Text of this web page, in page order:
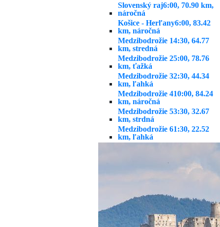
Slovenský raj6:00, 70.90 km,
náročná
Košice - Herľany6:00, 83.42
km, náročná
Medzibodrožie 14:30, 64.77
km, stredná
Medzibodrožie 25:00, 78.76
km, ťažká
Medzibodrožie 32:30, 44.34
km, ľahká
Medzibodrožie 410:00, 84.24
km, náročná
Medzibodrožie 53:30, 32.67
km, strdná
Medzibodrožie 61:30, 22.52
km, ľahká